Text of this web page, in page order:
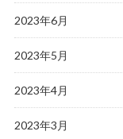
2023年6月
2023年5月
2023年4月
2023年3月